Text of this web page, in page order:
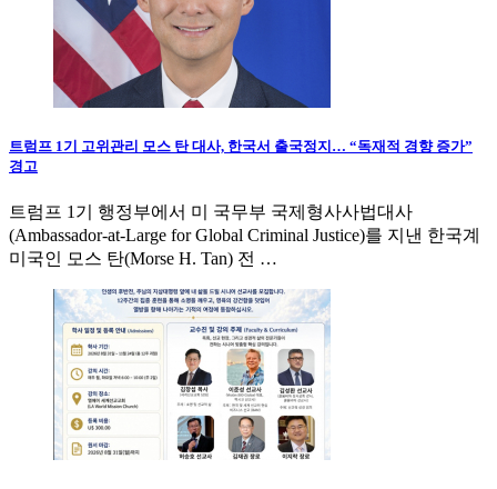
트럼프 1기 고위관리 모스 탄 대사, 한국서 출국정지… “독재적 경향 증가”
경고
트럼프 1기 행정부에서 미 국무부 국제형사사법대사
(Ambassador-at-Large for Global Criminal Justice)를 지낸 한국계
미국인 모스 탄(Morse H. Tan) 전 …